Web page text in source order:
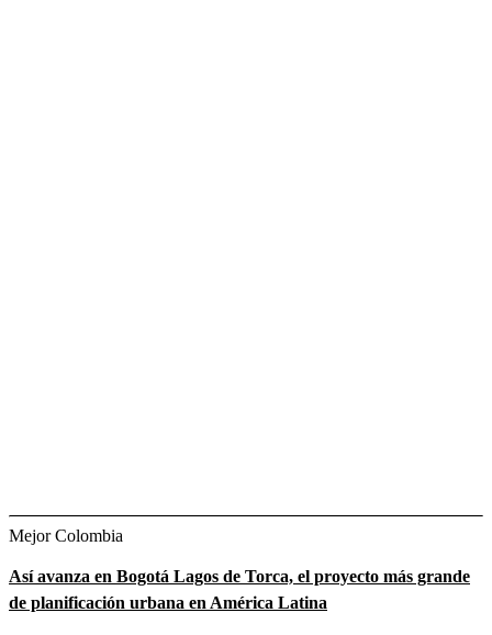
Mejor Colombia
Así avanza en Bogotá Lagos de Torca, el proyecto más grande
de planificación urbana en América Latina